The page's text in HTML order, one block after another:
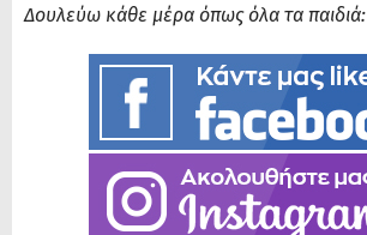
Δουλεύω κάθε μέρα όπως όλα τα παιδιά: